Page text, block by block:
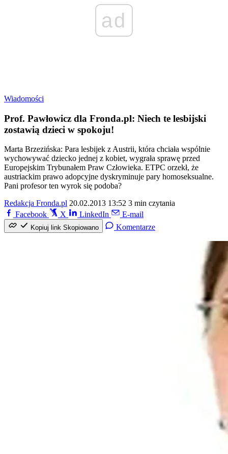
ad
Wiadomości
Prof. Pawłowicz dla Fronda.pl: Niech te lesbijski
zostawią dzieci w spokoju!
Marta Brzezińska: Para lesbijek z Austrii, która chciała wspólnie
wychowywać dziecko jednej z kobiet, wygrała sprawę przed
Europejskim Trybunałem Praw Człowieka. ETPC orzekł, że
austriackim prawo adopcyjne dyskryminuje pary homoseksualne.
Pani profesor ten wyrok się podoba?
Redakcja Fronda.pl 20.02.2013 13:52 3 min czytania
Facebook
X LinkedIn E-mail
Kopiuj link Skopiowano Komentarze